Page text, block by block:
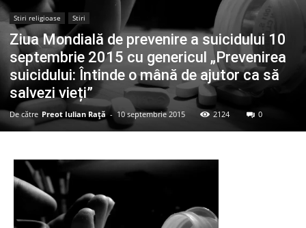
Stiri religioase Stiri
Ziua Mondială de prevenire a suicidului 10
septembrie 2015 cu genericul „Prevenirea
suicidului: Întinde o mână de ajutor ca să
salvezi vieți”
De către Preot Iulian Raţă - 10 septembrie 2015 2124 0